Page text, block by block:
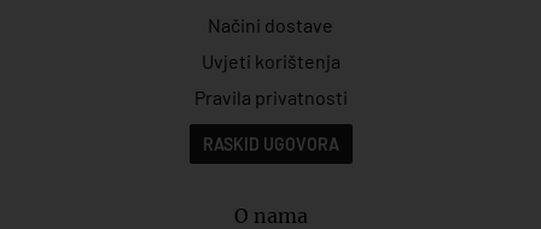
Načini dostave
Uvjeti korištenja
Pravila privatnosti
RASKID UGOVORA
O nama